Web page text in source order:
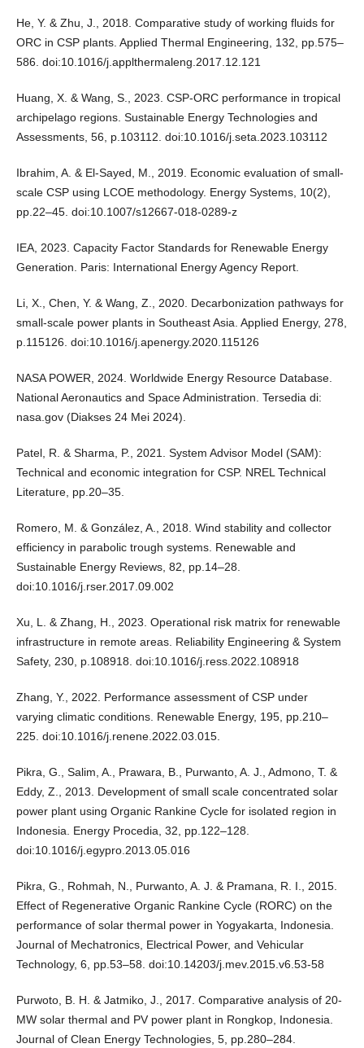
He, Y. & Zhu, J., 2018. Comparative study of working fluids for
ORC in CSP plants. Applied Thermal Engineering, 132, pp.575–
586. doi:10.1016/j.applthermaleng.2017.12.121
Huang, X. & Wang, S., 2023. CSP-ORC performance in tropical
archipelago regions. Sustainable Energy Technologies and
Assessments, 56, p.103112. doi:10.1016/j.seta.2023.103112
Ibrahim, A. & El-Sayed, M., 2019. Economic evaluation of small-
scale CSP using LCOE methodology. Energy Systems, 10(2),
pp.22–45. doi:10.1007/s12667-018-0289-z
IEA, 2023. Capacity Factor Standards for Renewable Energy
Generation. Paris: International Energy Agency Report.
Li, X., Chen, Y. & Wang, Z., 2020. Decarbonization pathways for
small-scale power plants in Southeast Asia. Applied Energy, 278,
p.115126. doi:10.1016/j.apenergy.2020.115126
NASA POWER, 2024. Worldwide Energy Resource Database.
National Aeronautics and Space Administration. Tersedia di:
nasa.gov (Diakses 24 Mei 2024).
Patel, R. & Sharma, P., 2021. System Advisor Model (SAM):
Technical and economic integration for CSP. NREL Technical
Literature, pp.20–35.
Romero, M. & González, A., 2018. Wind stability and collector
efficiency in parabolic trough systems. Renewable and
Sustainable Energy Reviews, 82, pp.14–28.
doi:10.1016/j.rser.2017.09.002
Xu, L. & Zhang, H., 2023. Operational risk matrix for renewable
infrastructure in remote areas. Reliability Engineering & System
Safety, 230, p.108918. doi:10.1016/j.ress.2022.108918
Zhang, Y., 2022. Performance assessment of CSP under
varying climatic conditions. Renewable Energy, 195, pp.210–
225. doi:10.1016/j.renene.2022.03.015.
Pikra, G., Salim, A., Prawara, B., Purwanto, A. J., Admono, T. &
Eddy, Z., 2013. Development of small scale concentrated solar
power plant using Organic Rankine Cycle for isolated region in
Indonesia. Energy Procedia, 32, pp.122–128.
doi:10.1016/j.egypro.2013.05.016
Pikra, G., Rohmah, N., Purwanto, A. J. & Pramana, R. I., 2015.
Effect of Regenerative Organic Rankine Cycle (RORC) on the
performance of solar thermal power in Yogyakarta, Indonesia.
Journal of Mechatronics, Electrical Power, and Vehicular
Technology, 6, pp.53–58. doi:10.14203/j.mev.2015.v6.53-58
Purwoto, B. H. & Jatmiko, J., 2017. Comparative analysis of 20-
MW solar thermal and PV power plant in Rongkop, Indonesia.
Journal of Clean Energy Technologies, 5, pp.280–284.